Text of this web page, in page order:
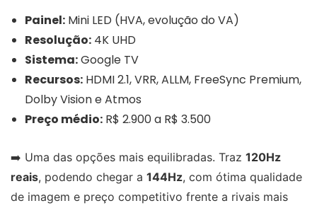
Painel: Mini LED (HVA, evolução do VA)
Resolução: 4K UHD
Sistema:Google TV
Recursos: HDMI 2.1, VRR, ALLM, FreeSync Premium,
Dolby Vision e Atmos
Preço médio: R$ 2.900 a R$ 3.500
➡️ Uma das opções mais equilibradas. Traz 120Hz
reais, podendo chegar a 144Hz, com ótima qualidade
de imagem e preço competitivo frente a rivais mais